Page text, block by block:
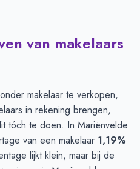
van makelaars
makelaar te verkopen,
in rekening brengen,
tóch te doen. In Mariënvelde
van een makelaar 1,19%
lijkt klein, maar bij de